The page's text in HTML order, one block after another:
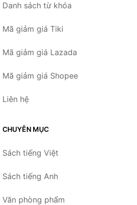
Danh sách từ khóa
Mã giảm giá Tiki
Mã giảm giá Lazada
Mã giảm giá Shopee
Liên hệ
CHUYÊN MỤC
Sách tiếng Việt
Sách tiếng Anh
Văn phòng phẩm